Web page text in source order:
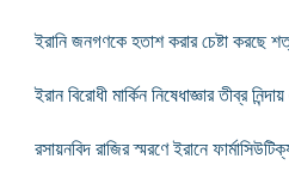
ইরানি জনগণকে হতাশ করার চেষ্টা করছে
ইরান বিরোধী মার্কিন নিষেধাজ্ঞার তীব্র
রসায়নবিদ রাজির স্মরণে ইরানে